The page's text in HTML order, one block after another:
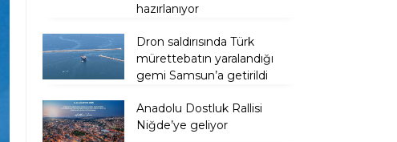
hazırlanıyor
Dron saldırısında Türk
mürettebatın yaralandığı
gemi Samsun’a getirildi
Anadolu Dostluk Rallisi
Niğde’ye geliyor